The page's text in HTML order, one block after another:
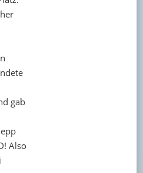
gab
Also